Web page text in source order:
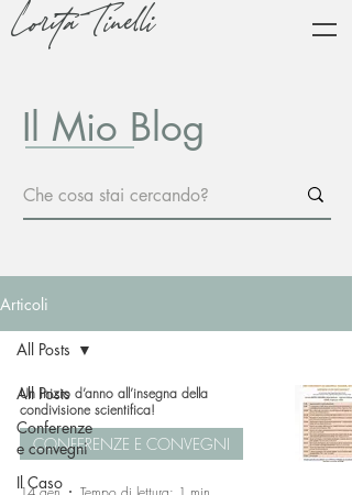
Lorita Tinelli
Il Mio Blog
Articoli
All Posts
Conferenze
e convegni
Il Caso
All Posts
Un inizio d’anno all’insegna della
condivisione scientifica!
CONFERENZE E CONVEGNI